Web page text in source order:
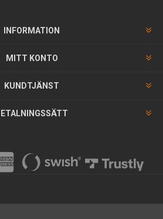
INFORMATION
MITT KONTO
KUNDTJÄNST